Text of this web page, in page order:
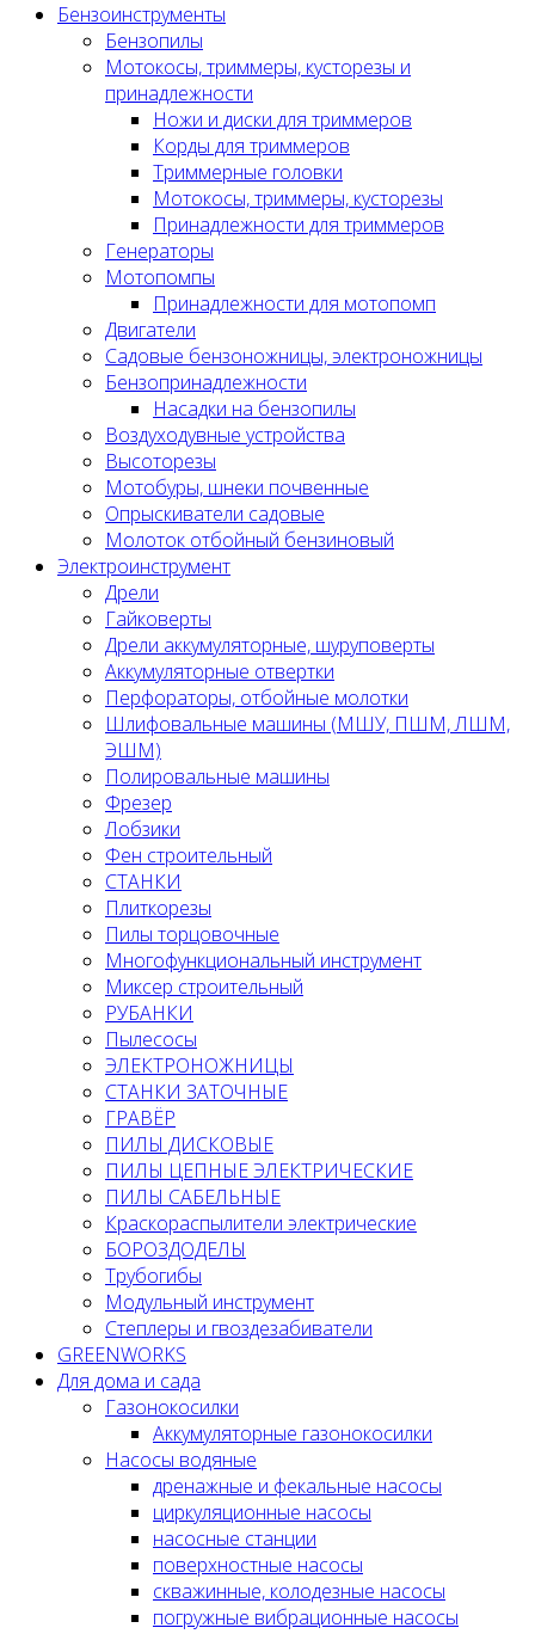
Бензоинструменты
Бензопилы
Мотокосы, триммеры, кусторезы и
принадлежности
Ножи и диски для триммеров
Корды для триммеров
Триммерные головки
Мотокосы, триммеры, кусторезы
Принадлежности для триммеров
Генераторы
Мотопомпы
Принадлежности для мотопомп
Двигатели
Садовые бензоножницы, электроножницы
Бензопринадлежности
Насадки на бензопилы
Воздуходувные устройства
Высоторезы
Мотобуры, шнеки почвенные
Опрыскиватели садовые
Молоток отбойный бензиновый
Электроинструмент
Дрели
Гайковерты
Дрели аккумуляторные, шуруповерты
Аккумуляторные отвертки
Перфораторы, отбойные молотки
Шлифовальные машины (МШУ, ПШМ, ЛШМ,
ЭШМ)
Полировальные машины
Фрезер
Лобзики
Фен строительный
СТАНКИ
Плиткорезы
Пилы торцовочные
Многофункциональный инструмент
Миксер строительный
РУБАНКИ
Пылесосы
ЭЛЕКТРОНОЖНИЦЫ
СТАНКИ ЗАТОЧНЫЕ
ГРАВЁР
ПИЛЫ ДИСКОВЫЕ
ПИЛЫ ЦЕПНЫЕ ЭЛЕКТРИЧЕСКИЕ
ПИЛЫ САБЕЛЬНЫЕ
Краскораспылители электрические
БОРОЗДОДЕЛЫ
Трубогибы
Модульный инструмент
Степлеры и гвоздезабиватели
GREENWORKS
Для дома и сада
Газонокосилки
Аккумуляторные газонокосилки
Насосы водяные
дренажные и фекальные насосы
циркуляционные насосы
насосные станции
поверхностные насосы
скважинные, колодезные насосы
погружные вибрационные насосы